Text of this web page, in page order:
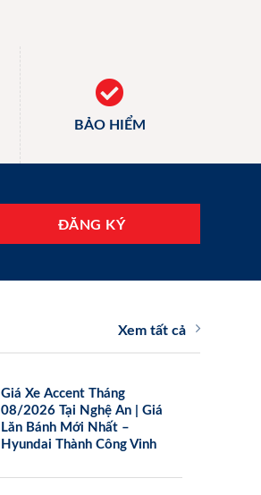
BẢO HIỂM
Xem tất cả
Giá Xe Accent Tháng
08/2026 Tại Nghệ An | Giá
Lăn Bánh Mới Nhất –
Hyundai Thành Công Vinh